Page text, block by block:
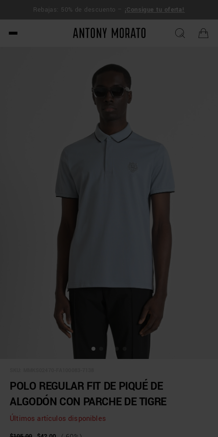
Rebajas: 50% de descuento – ¡Consigue tu oferta!
Antony Morato - Official
POLO REGULAR FIT DE PIQUÉ DE
ALGODÓN CON PARCHE DE TIGRE
Últimos artículos disponibles